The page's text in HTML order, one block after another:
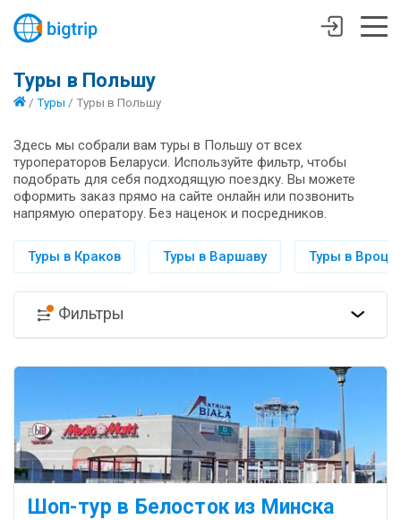
Туры в Польшу
/ Туры / Туры в Польшу
Здесь мы собрали вам туры в Польшу от всех
туроператоров Беларуси. Используйте фильтр, чтобы
подобрать для себя подходящую поездку. Вы можете
оформить заказ прямо на сайте онлайн или позвонить
напрямую оператору. Без наценок и посредников.
Туры в Краков Туры в Варшаву Туры в
Фильтры
Шоп-тур в Белосток из Минска